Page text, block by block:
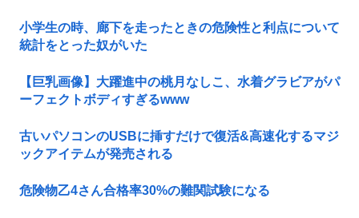
小学生の時、廊下を走ったときの危険性と利点について
統計をとった奴がいた
【巨乳画像】大躍進中の桃月なしこ、水着グラビアがパ
ーフェクトボディすぎるwww
古いパソコンのUSBに挿すだけで復活&高速化するマジ
ックアイテムが発売される
危険物乙4さん合格率30%の難関試験になる